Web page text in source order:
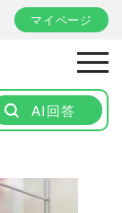
マイページ
AI回答